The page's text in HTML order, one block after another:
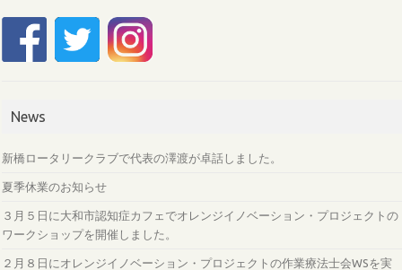
News
新橋ロータリークラブで代表の澤渡が卓話しました。
夏季休業のお知らせ
３月５日に大和市認知症カフェでオレンジイノベーション・プロジェクトの
ワークショップを開催しました。
２月８日にオレンジイノベーション・プロジェクトの作業療法士会WSを実